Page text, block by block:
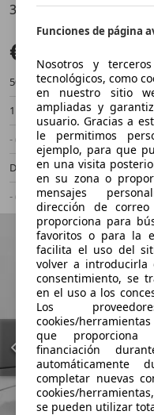
Anterior
35 TDI Advanced S
€ 27.590
50.049 km
110 kW (150 CV)
- (Propietarios)
Diésel
- (g/km)
Funciones de página
Nosotros y
tecnológicos, como
en nuestro sitio
ampliadas y
usuario. Gracias a
le permitimos
ejemplo, para que
en una visita
en su zona o
mensajes
dirección de
proporciona para
favoritos o para la
facilita el uso del
volver a introducirla
consentimiento, se
en el uso a los
Los
cookies/
que
financiación
automáticamente
completar nuevas
cookies/
se pueden utilizar